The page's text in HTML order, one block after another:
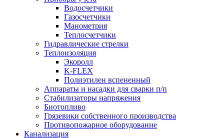
Водосчетчики
Газосчетчики
Манометрия
Теплосчетчики
Гидравлические стрелки
Теплоизоляция
Экоролл
K-FLEX
Полиэтилен вспененный
Аппараты и насадки для сварки п/п
Стабилизаторы напряжения
Биотопливо
Грязевики собственного производства
Противопожарное оборудование
Канализация